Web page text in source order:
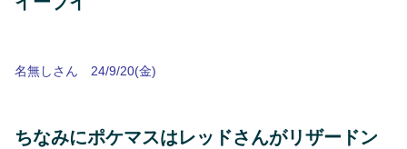
名無しさん 24/9/20(金)
ちなみにポケマスはレッドさんがリザードン